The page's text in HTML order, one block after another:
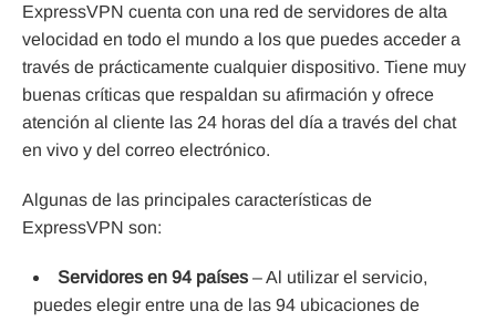
ExpressVPN cuenta con una red de servidores de alta
velocidad en todo el mundo a los que puedes acceder a
través de prácticamente cualquier dispositivo. Tiene muy
buenas críticas que respaldan su afirmación y ofrece
atención al cliente las 24 horas del día a través del chat
en vivo y del correo electrónico.
Algunas de las principales características de
ExpressVPN son:
Servidores en 94 países – Al utilizar el servicio,
puedes elegir entre una de las 94 ubicaciones de